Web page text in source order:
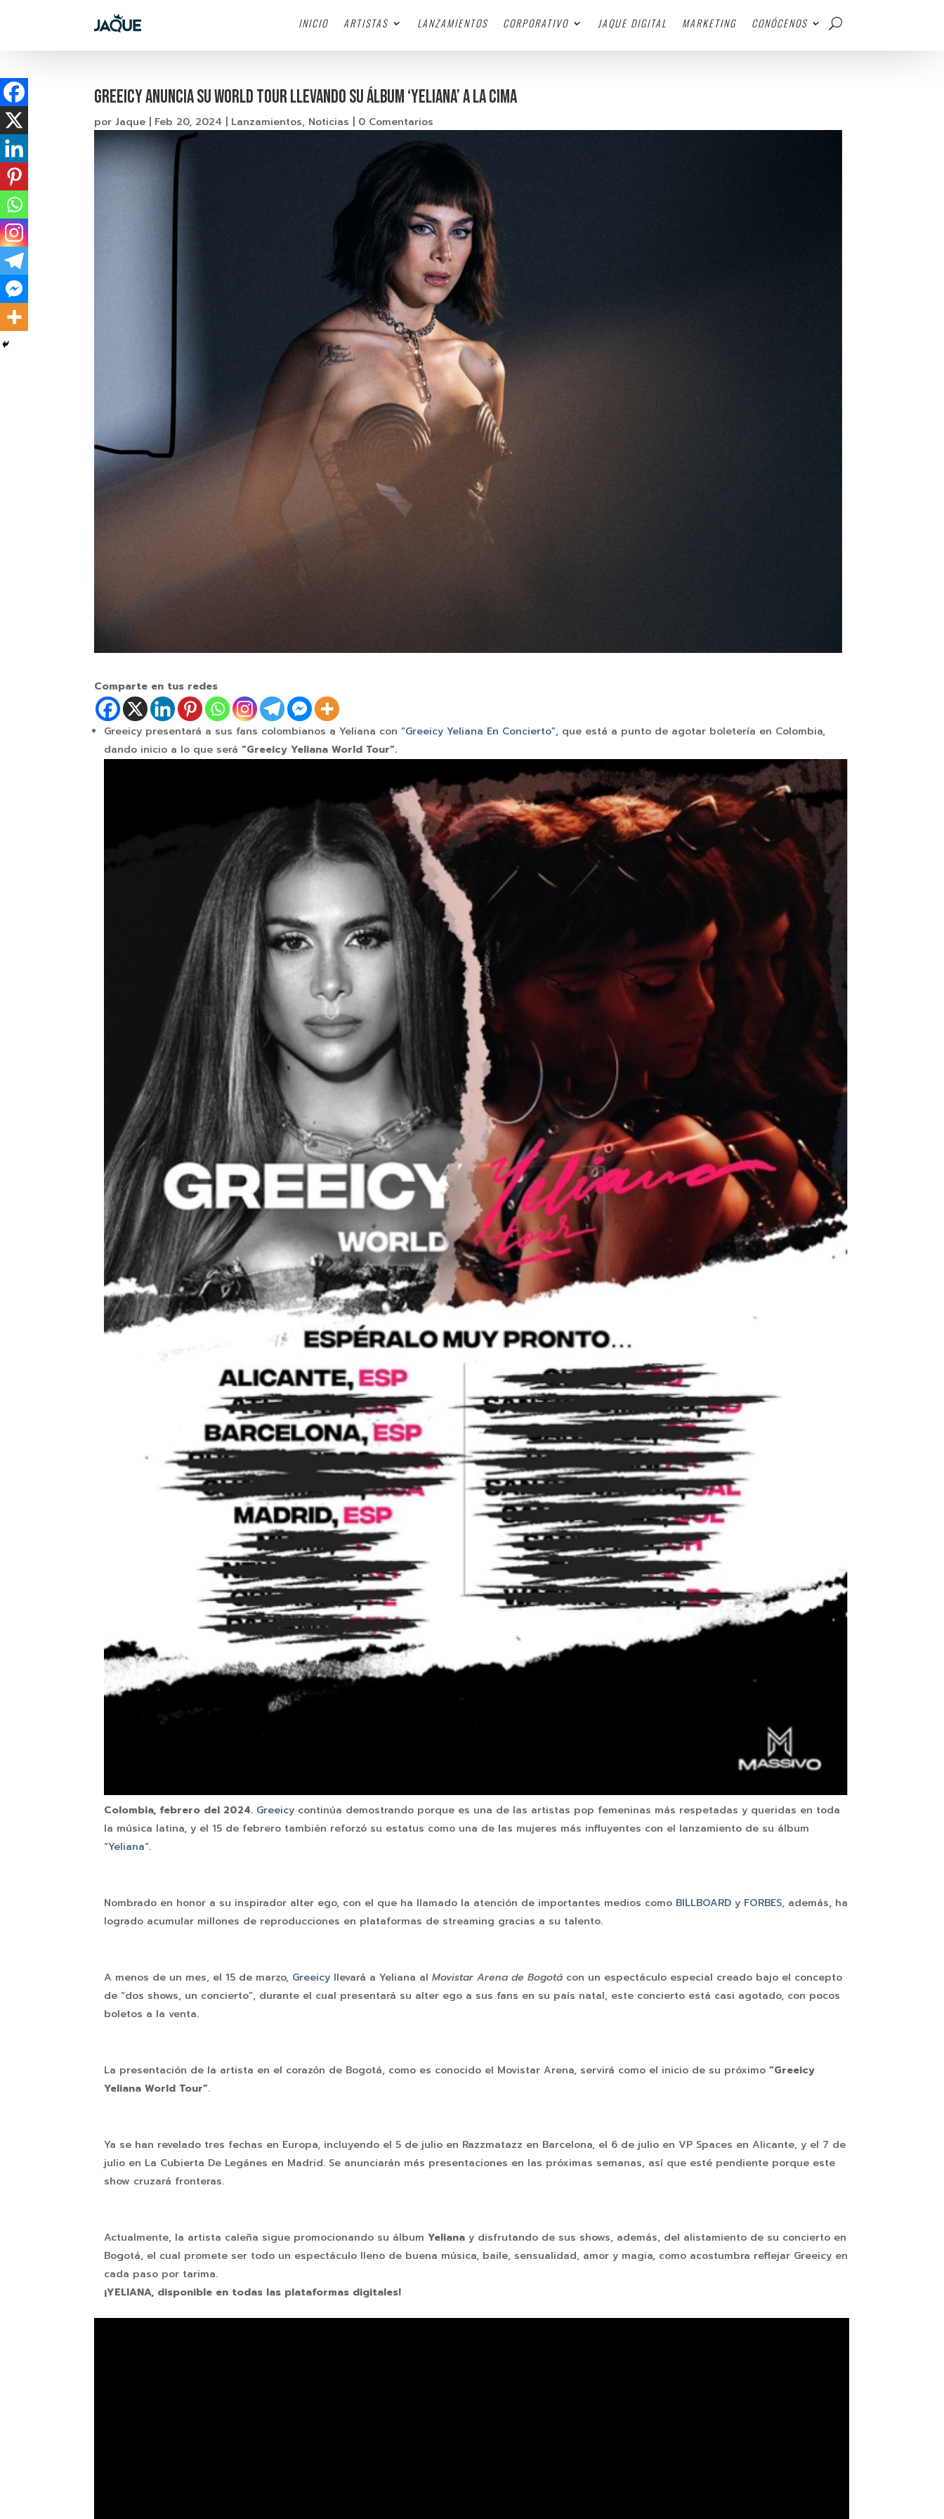
INICIO ARTISTAS LANZAMIENTOS CORPORATIVO JAQUE DIGITAL MARKETING CONÓCENOS
Greeicy anuncia su World Tour llevando su álbum ‘Yeliana’ a la cima
porJaque | Feb 20, 2024 | Lanzamientos, Noticias | 0 Comentarios
Comparte en tus redes
Greeicy presentará a sus fans colombianos a Yeliana con“Greeicy Yeliana En Concierto”, que está a punto de agotar boletería en Colombia,
dando inicio a lo que será“Greeicy Yeliana World Tour”.
Colombia, febrero del 2024. Greeicy continúa demostrando porque es una de las artistas pop femeninas más respetadas y queridas en toda
la música latina, y el 15 de febrero también reforzó su estatus como una de las mujeres más influyentes con el lanzamiento de su álbum
“Yeliana“.
Nombrado en honor a su inspirador alter ego, con el que ha llamado la atención de importantes medios como BILLBOARD y FORBES, además, ha
logrado acumular millones de reproducciones en plataformas de streaming gracias a su talento.
A menos de un mes, el 15 de marzo, Greeicy llevará a Yeliana alMovistar Arena de Bogotá con un espectáculo especial creado bajo el concepto
de “dos shows, un concierto”, durante el cual presentará su alter ego a sus fans en su país natal, este concierto está casi agotado, con pocos
boletos a la venta.
La presentación de la artista en el corazón de Bogotá, como es conocido el Movistar Arena, servirá como el inicio de su próximo“Greeicy
Yeliana World Tour”.
Ya se han revelado tres fechas en Europa, incluyendo el 5 de julio en Razzmatazz en Barcelona, el 6 de julio en VP Spaces en Alicante, y el 7 de
julio en La Cubierta De Legánes en Madrid. Se anunciarán más presentaciones en las próximas semanas, así que esté pendiente porque este
show cruzará fronteras.
Actualmente, la artista caleña sigue promocionando su álbumYeliana y disfrutando de sus shows, además, del alistamiento de su concierto en
Bogotá, el cual promete ser todo un espectáculo lleno de buena música, baile, sensualidad, amor y magia, como acostumbra reflejar Greeicy en
cada paso por tarima.
¡YELIANA, disponible en todas las plataformas digitales!